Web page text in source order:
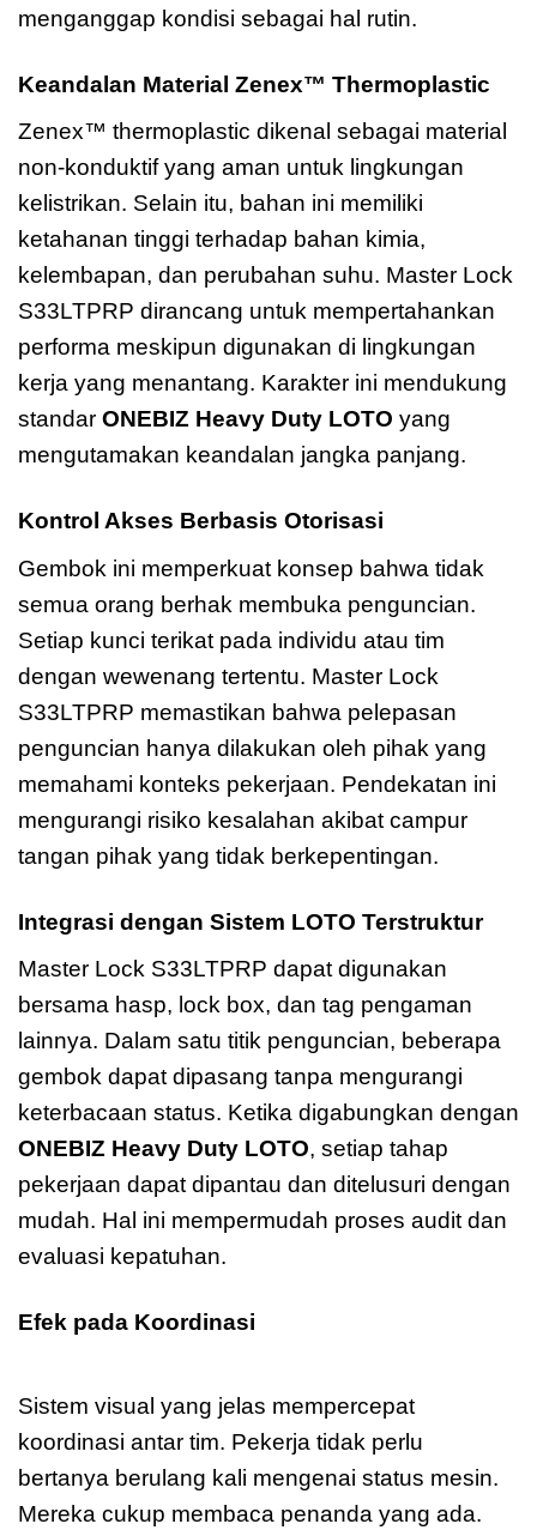
menganggap kondisi sebagai hal rutin.
Keandalan Material Zenex™ Thermoplastic
Zenex™ thermoplastic dikenal sebagai material
non-konduktif yang aman untuk lingkungan
kelistrikan. Selain itu, bahan ini memiliki
ketahanan tinggi terhadap bahan kimia,
kelembapan, dan perubahan suhu. Master Lock
S33LTPRP dirancang untuk mempertahankan
performa meskipun digunakan di lingkungan
kerja yang menantang. Karakter ini mendukung
standar ONEBIZ Heavy Duty LOTO yang
mengutamakan keandalan jangka panjang.
Kontrol Akses Berbasis Otorisasi
Gembok ini memperkuat konsep bahwa tidak
semua orang berhak membuka penguncian.
Setiap kunci terikat pada individu atau tim
dengan wewenang tertentu. Master Lock
S33LTPRP memastikan bahwa pelepasan
penguncian hanya dilakukan oleh pihak yang
memahami konteks pekerjaan. Pendekatan ini
mengurangi risiko kesalahan akibat campur
tangan pihak yang tidak berkepentingan.
Integrasi dengan Sistem LOTO Terstruktur
Master Lock S33LTPRP dapat digunakan
bersama hasp, lock box, dan tag pengaman
lainnya. Dalam satu titik penguncian, beberapa
gembok dapat dipasang tanpa mengurangi
keterbacaan status. Ketika digabungkan dengan
ONEBIZ Heavy Duty LOTO, setiap tahap
pekerjaan dapat dipantau dan ditelusuri dengan
mudah. Hal ini mempermudah proses audit dan
evaluasi kepatuhan.
Efek pada Koordinasi
Sistem visual yang jelas mempercepat
koordinasi antar tim. Pekerja tidak perlu
bertanya berulang kali mengenai status mesin.
Mereka cukup membaca penanda yang ada.